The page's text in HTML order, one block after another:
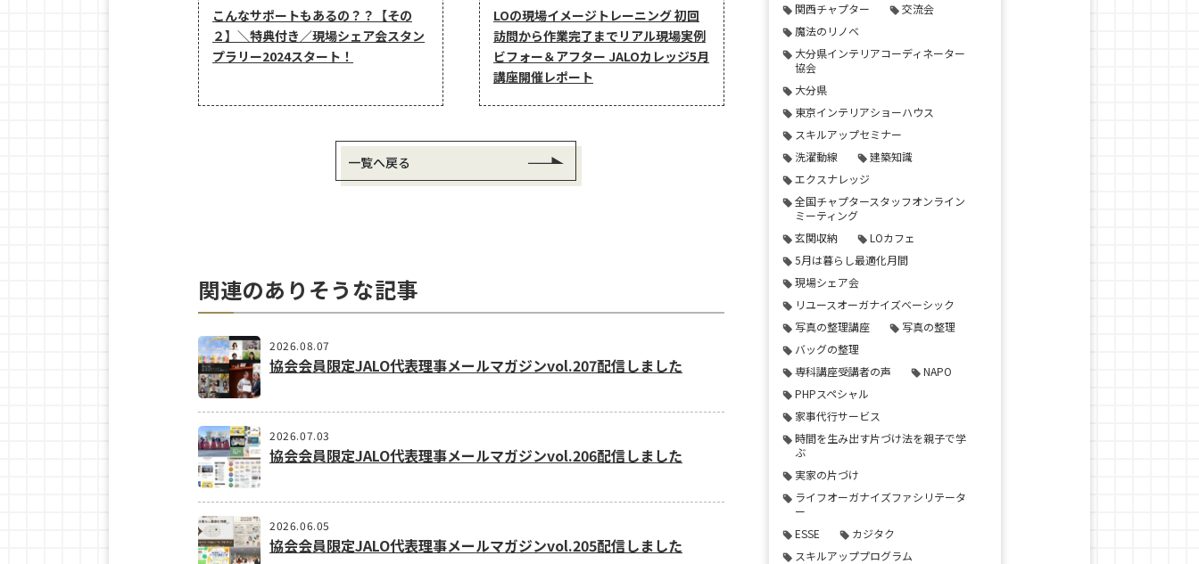
こんなサポートもあるの？？【その
２】＼特典付き／現場シェア会スタン
プラリー2024スタート！
LOの現場イメージトレーニング 初回
訪問から作業完了までリアル現場実例
ビフォー＆アフター JALOカレッジ5月
講座開催レポート
一覧へ戻る
関連のありそうな記事
2026.08.07
協会会員限定JALO代表理事メールマガジンvol.207配信しました
2026.07.03
協会会員限定JALO代表理事メールマガジンvol.206配信しました
2026.06.05
協会会員限定JALO代表理事メールマガジンvol.205配信しました
関西チャプター
交流会
魔法のリノベ
大分県インテリアコーディネーター
協会
大分県
東京インテリアショーハウス
スキルアップセミナー
洗濯動線
建築知識
エクスナレッジ
全国チャプタースタッフオンライン
ミーティング
玄関収納
LOカフェ
5月は暮らし最適化月間
現場シェア会
リユースオーガナイズベーシック
写真の整理講座
写真の整理
バッグの整理
専科講座受講者の声
NAPO
PHPスペシャル
家事代行サービス
時間を生み出す片づけ法を親子で学
ぶ
実家の片づけ
ライフオーガナイズファシリテータ
ー
ESSE
カジタク
スキルアッププログラム